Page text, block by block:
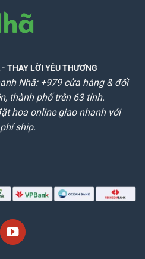
- THAY LỜI YÊU THƯƠNG
Nhã: +979 cửa hàng & đối
thành phố trên 63 tỉnh.
hoa online giao nhanh với
ship.